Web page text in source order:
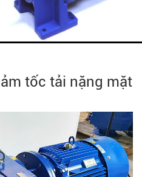
tốc tải nặng mặt